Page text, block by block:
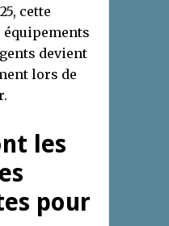
cette
équipements
devient
lors de
les
pour